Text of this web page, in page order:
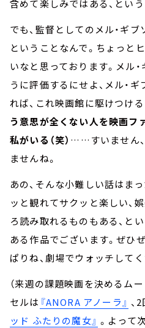
含めて楽しみではある、とい
でも、監督としてのメル・ギ
ということなんで。ちょっと
いなと思っております。メル
うに評価するにせよ、メル・
れば、これ映画館に駆けつける
う意思が全くない人を映画フ
私がいる（笑） ……すいません
ませんね。
あの、そんな小難しい話はま
ッと観れてサクッと楽しい、
ろ読み取れるものもある、と
ある作品でございます。ぜひ
ぱりね、劇場でウォッチしてく
（来週の課題映画を決めるム
セルは 『ANORA アノーラ』 、
ッド ふたりの魔女』 。よって